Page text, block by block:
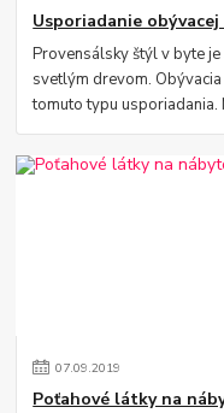
Usporiadanie
Provensálsky štýl v byte
svetlým drevom.
tomuto typu usporiadania.
07.09.2019
Poťahové látky na